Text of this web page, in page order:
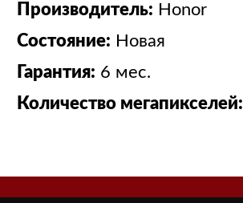
Производитель: Honor
Состояние: Новая
Гарантия: 6 мес.
Количество мегапикселей: